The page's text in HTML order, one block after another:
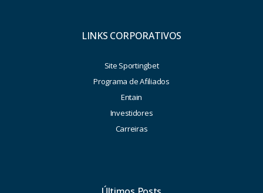
LINKS CORPORATIVOS
Site Sportingbet
Programa de Afiliados
Entain
Investidores
Carreiras